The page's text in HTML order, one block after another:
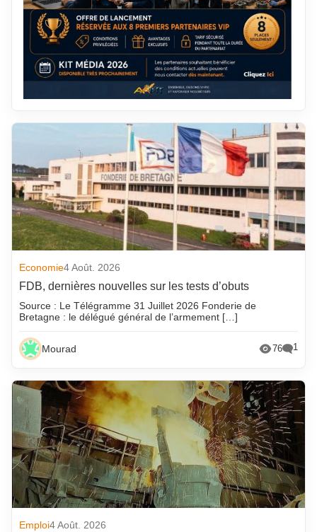
Economie4 Août. 2026
FDB, dernières nouvelles sur les tests d’obuts
Source : Le Télégramme 31 Juillet 2026 Fonderie de
Bretagne : le délégué général de l’armement […]
Mourad 76 1
Emploi4 Août. 2026